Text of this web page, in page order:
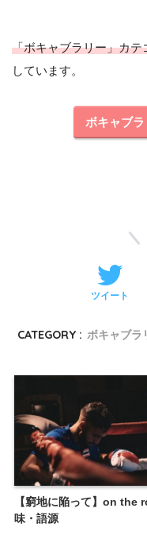
「ボキャブラリー」カテ
しています。
ボキャブ
ツイート
CATEGORY : ボキャブラ
【窮地に陥って】on the
味・語源